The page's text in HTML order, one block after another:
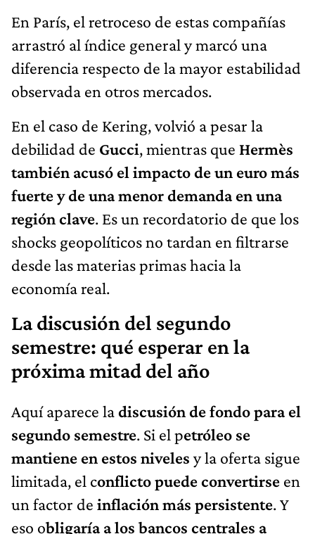
En París, el retroceso de estas compañías
arrastró al índice general y marcó una
diferencia respecto de la mayor estabilidad
observada en otros mercados.
En el caso de Kering, volvió a pesar la
debilidad de Gucci, mientras que Hermès
también acusó el impacto de un euro más
fuerte y de una menor demanda en una
región clave. Es un recordatorio de que los
shocks geopolíticos no tardan en filtrarse
desde las materias primas hacia la
economía real.
La discusión del segundo
semestre: qué esperar en la
próxima mitad del año
Aquí aparece ladiscusión de fondo para el
segundo semestre. Si el petróleo se
mantiene en estos niveles y la oferta sigue
limitada, el conflicto puede convertirse en
un factor de inflación más persistente. Y
eso obligaría a los bancos centrales a